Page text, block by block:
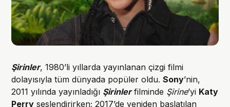
Şirinler, 1980’li yıllarda yayınlanan çizgi filmi
dolayısıyla tüm dünyada popüler oldu.Sony’nin,
2011 yılında yayınladığı Şirinlerfilminde Şirine’yi Katy
Perry seslendirirken; 2017’de yeniden başlatılan